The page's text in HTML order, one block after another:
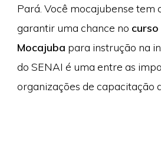
Pará. Você mocajubense tem
garantir uma chance no
Mocajuba para instrução na
do SENAI é uma entre as
organizações de capacitação